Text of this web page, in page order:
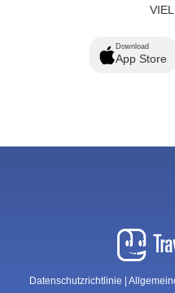
Download
App Store
Datenschutzrichtlinie